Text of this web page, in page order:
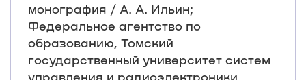
монография / А. А. Ильин;
Федеральное агентство по
образованию, Томский
государственный университет систем
управления и радиоэлектроники